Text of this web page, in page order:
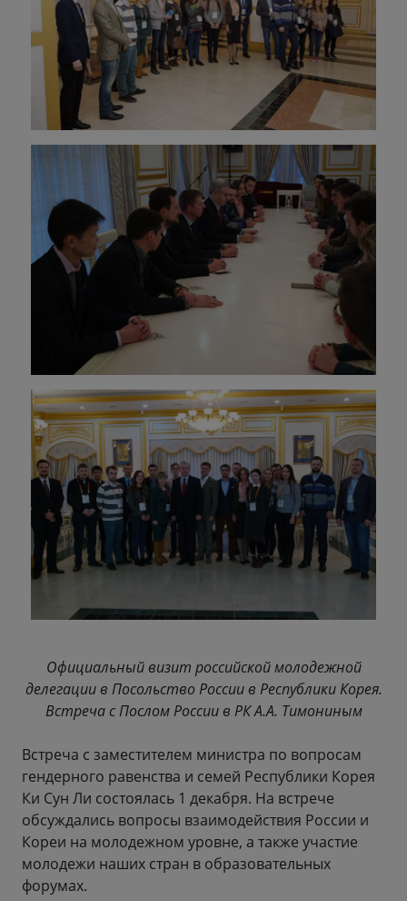
Официальный визит российской молодежной
делегации в Посольство России в Республики Корея.
Встреча с Послом России в РК А.А. Тимониным
Встреча с заместителем министра по вопросам
гендерного равенства и семей Республики Корея
Ки Сун Ли состоялась 1 декабря. На встрече
обсуждались вопросы взаимодействия России и
Кореи на молодежном уровне, а также участие
молодежи наших стран в образовательных
форумах.